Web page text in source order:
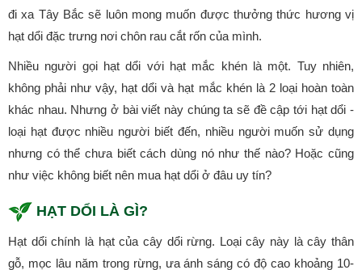
đi xa Tây Bắc sẽ luôn mong muốn được thưởng thức hương vị
hạt dổi đặc trưng nơi chôn rau cắt rốn của mình.
Nhiều người gọi hạt dổi với hạt mắc khén là một. Tuy nhiên,
không phải như vậy, hạt dổi và hạt mắc khén là 2 loại hoàn toàn
khác nhau. Nhưng ở bài viết này chúng ta sẽ đề cập tới hạt dổi -
loại hạt được nhiều người biết đến, nhiều người muốn sử dụng
nhưng có thể chưa biết cách dùng nó như thế nào? Hoặc cũng
như việc không biết nên mua hạt dổi ở đâu uy tín?
HẠT DỔI LÀ GÌ?
Hạt dổi chính là hạt của cây dổi rừng. Loại cây này là cây thân
gỗ, mọc lâu năm trong rừng, ưa ánh sáng có độ cao khoảng 10-